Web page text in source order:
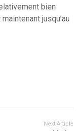
bien
jusqu’au
Next Article